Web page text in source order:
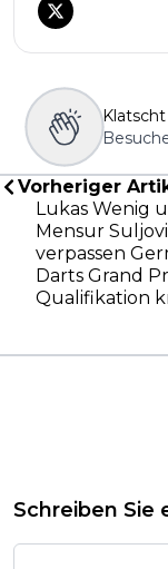
Klatscht
Vorheriger
Lukas Wenig
Mensur
verpassen
Darts Grand
Qualifikation
Schreiben Sie